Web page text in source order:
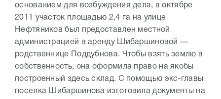
основанием для возбуждения дела, в октябре
2011 участок площадью 2,4 га на улице
Нефтяников был предоставлен местной
администрацией в аренду Шибаршиновой —
родственнице Поддубнова. Чтобы взять землю в
собственность, она оформила право на якобы
построенный здесь склад. С помощью экс-главы
поселка Шибаршинова изготовила документы на